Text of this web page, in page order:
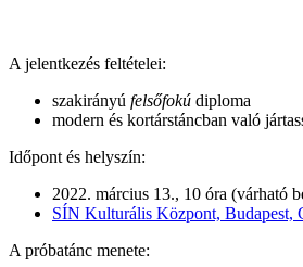
A jelentkezés feltételei:
szakirányú felsőfokú diploma
modern és kortárstáncban való
Időpont és helyszín:
2022. március 13., 10 óra (várható
SÍN Kulturális Központ, Budapest,
A próbatánc menete: